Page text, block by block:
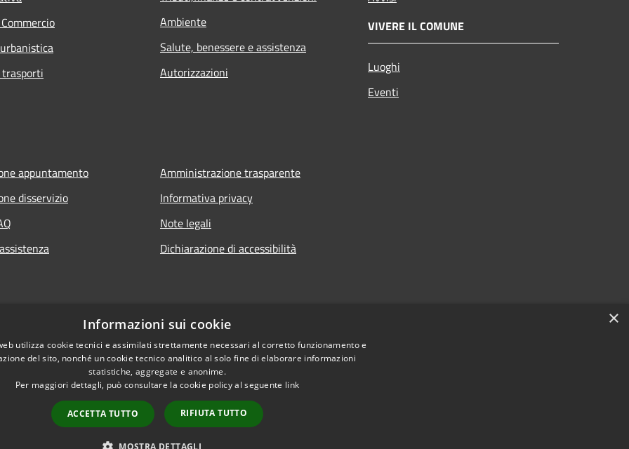
Ambiente
Salute, benessere e assistenza
Autorizzazioni
VIVERE IL COMUNE
Luoghi
Eventi
appuntamento
disservizio
Amministrazione trasparente
Informativa privacy
Note legali
Dichiarazione di accessibilità
Copyright © 2026 • Comune di Castiglione del Lago • Powered by
×
Informazioni sui cookie
utilizza cookie tecnici e assimilati strettamente necessari al corretto funzionamento e
del sito, nonché un cookie tecnico analitico al solo fine di elaborare informazioni
statistiche, aggregate e anonime.
Per maggiori dettagli, può consultare la cookie policy al seguente link
ACCETTA TUTTO RIFIUTA TUTTO
MOSTRA DETTAGLI